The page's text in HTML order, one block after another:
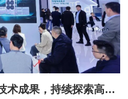
海信网络能源发布储能温控技术成果，持续探索高能效热管理路径